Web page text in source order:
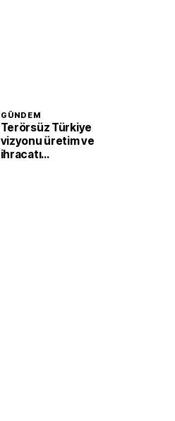
GÜNDEM
Terörsüz Türkiye
vizyonu üretim ve
ihracatı